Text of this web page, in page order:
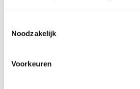
Noodzakelijk
Voorkeuren